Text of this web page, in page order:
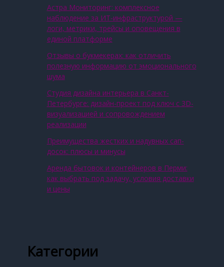
Астра Мониторинг: комплексное
наблюдение за ИТ‑инфраструктурой —
логи, метрики, трейсы и оповещения в
единой платформе
Отзывы о букмекерах: как отличить
полезную информацию от эмоционального
шума
Студия дизайна интерьера в Санкт-
Петербурге: дизайн-проект под ключ с 3D-
визуализацией и сопровождением
реализации
Преимущества жестких и надувных сап-
досок: плюсы и минусы
Аренда бытовок и контейнеров в Перми:
как выбрать под задачу, условия доставки
и цены
Категории